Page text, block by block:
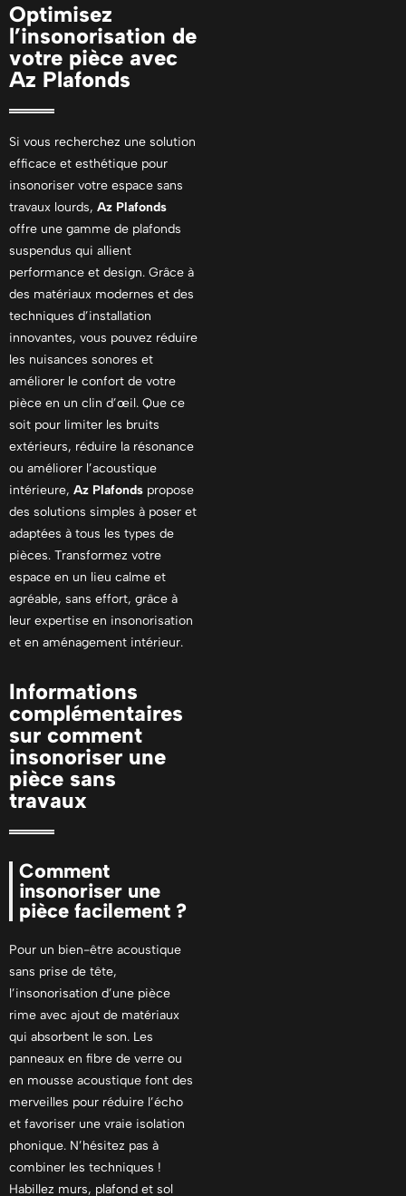
Optimisez
l’insonorisation de
votre pièce avec
Az Plafonds
Si vous recherchez une solution
efficace et esthétique pour
insonoriser votre espace sans
travaux lourds, Az Plafonds
offre une gamme de plafonds
suspendus qui allient
performance et design. Grâce à
des matériaux modernes et des
techniques d’installation
innovantes, vous pouvez réduire
les nuisances sonores et
améliorer le confort de votre
pièce en un clin d’œil. Que ce
soit pour limiter les bruits
extérieurs, réduire la résonance
ou améliorer l’acoustique
intérieure, Az Plafonds propose
des solutions simples à poser et
adaptées à tous les types de
pièces. Transformez votre
espace en un lieu calme et
agréable, sans effort, grâce à
leur expertise en insonorisation
et en aménagement intérieur.
Informations
complémentaires
sur comment
insonoriser une
pièce sans
travaux
Comment
insonoriser une
pièce facilement ?
Pour un bien-être acoustique
sans prise de tête,
l’insonorisation d’une pièce
rime avec ajout de matériaux
qui absorbent le son. Les
panneaux en fibre de verre ou
en mousse acoustique font des
merveilles pour réduire l’écho
et favoriser une vraie isolation
phonique. N’hésitez pas à
combiner les techniques !
Habillez murs, plafond et sol